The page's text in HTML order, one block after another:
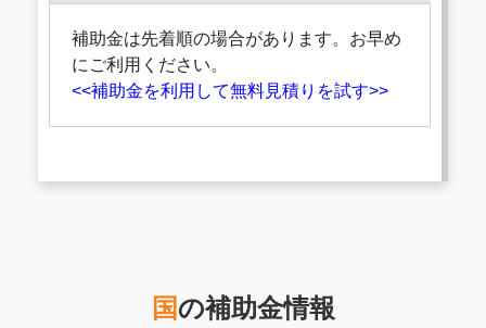
補助金は先着順の場合があります。お早め
にご利用ください。
<<補助金を利用して無料見積りを試す>>
国の補助金情報